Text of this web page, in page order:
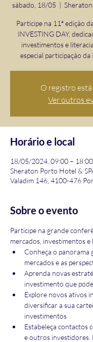
sábado, 18/05
  |
Participe na 11ª edição
INVESTING DAY,
investimentos e
especial participação
O registro
Ver outros
Horário e local
18/05/2024, 09:00 –
Sheraton Porto Hotel &
Valadim 146, 4100-476
Sobre o evento
Participe na grande
mercados, investimentos
Conheça o panorama
mercados e as
Aprenda novas
investimento que
Explore novos ativos
diversificar a sua
investimentos
Estabeleça contactos
e outros investidores